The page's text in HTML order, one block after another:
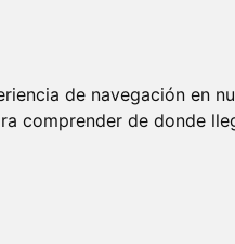
de navegación en
comprender de donde